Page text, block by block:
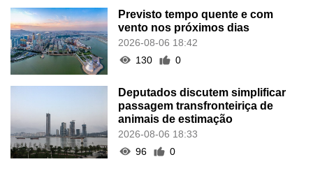
Previsto tempo quente e com
vento nos próximos dias
2026-08-06 18:42
130
0
Deputados discutem simplificar
passagem transfronteiriça de
animais de estimação
2026-08-06 18:33
96
0